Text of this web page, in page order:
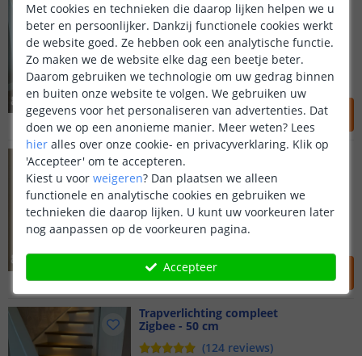
Zigbee - 50 cm
(10 reviews)
OP VOORRAAD
89,95
Warm wit - tot 16 treden
Werkt met bekende licht apps
Complete set - Plug & Play
Trapverlichting compleet
Zigbee - 130 cm
(10 reviews)
162,95
Warm wit - tot 16 treden
Werkt met bekende licht apps
Complete set - Plug & Play
Trapverlichting compleet
Zigbee - 50 cm
(124 reviews)
Met cookies en technieken die daarop lijken helpen we u
beter en persoonlijker. Dankzij functionele cookies werkt
de website goed. Ze hebben ook een analytische functie.
Zo maken we de website elke dag een beetje beter.
Daarom gebruiken we technologie om uw gedrag binnen
en buiten onze website te volgen. We gebruiken uw
gegevens voor het personaliseren van advertenties. Dat
doen we op een anonieme manier. Meer weten? Lees
hier alles over onze cookie- en privacyverklaring. Klik op
'Accepteer' om te accepteren.
Kiest u voor weigeren? Dan plaatsen we alleen
functionele en analytische cookies en gebruiken we
technieken die daarop lijken. U kunt uw voorkeuren later
nog aanpassen op de voorkeuren pagina.
Accepteer